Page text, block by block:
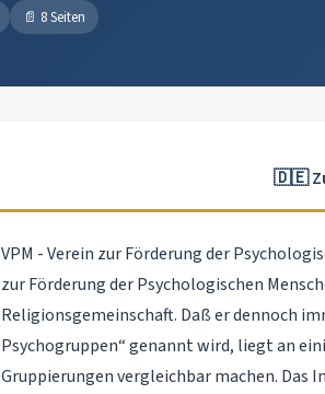
📄 8 Seiten
🇩🇪
VPM - Verein zur Förderung der
zur Förderung der Psychologischen
Religionsgemeinschaft. Daß er dennoch
Psychogruppen“ genannt wird, liegt an
Gruppierungen vergleichbar machen. Das